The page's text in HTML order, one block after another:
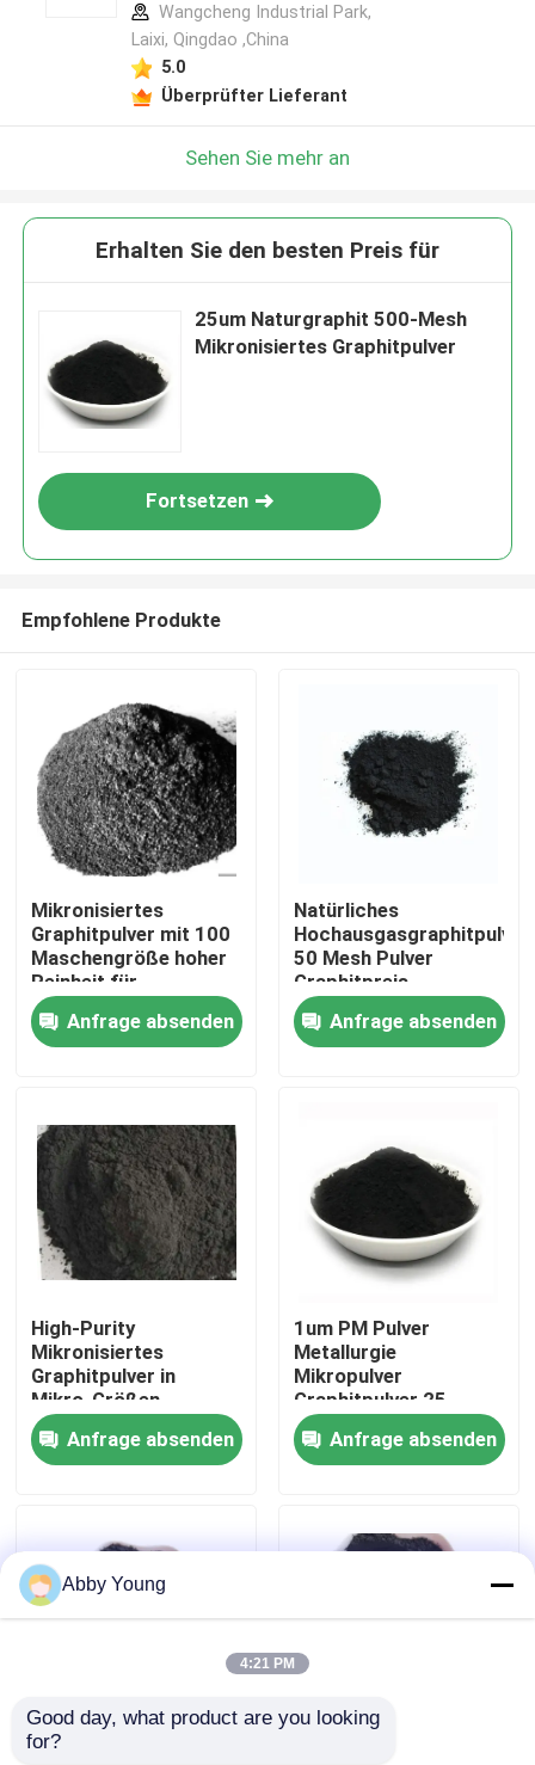
Produkte
Über uns
Qualitätskontrolle
Treten Sie mit uns in Verbindung
Fälle
Natürlicher Lamellengraphit
Wangcheng Industrial Park,
Laixi, Qingdao ,China
5.0
Überprüfter Lieferant
Sehen Sie mehr an
Erhalten Sie den besten Preis für
25um Naturgraphit 500-Mesh
Mikronisiertes Graphitpulver
Fortsetzen
Empfohlene Produkte
Mikronisiertes
Graphitpulver mit 100
Maschengröße hoher
Reinheit für
Schmiermittel
Anfrage absenden
Natürliches
Hochausgasgraphitpulver
50 Mesh Pulver
Graphitpreis
Anfrage absenden
High-Purity
Mikronisiertes
Graphitpulver in
Mikro-Größen
Graphitpulver 90%+
Anfrage absenden
1um PM Pulver
Metallurgie
Mikropulver
Graphitpulver 25
Mikron Leitungskraft
hoher
Kohlenstofffeingraphit
Anfrage absenden
Pulver-Graphitpulver
Abby Young
4:21 PM
Good day, what product are you looking
for?